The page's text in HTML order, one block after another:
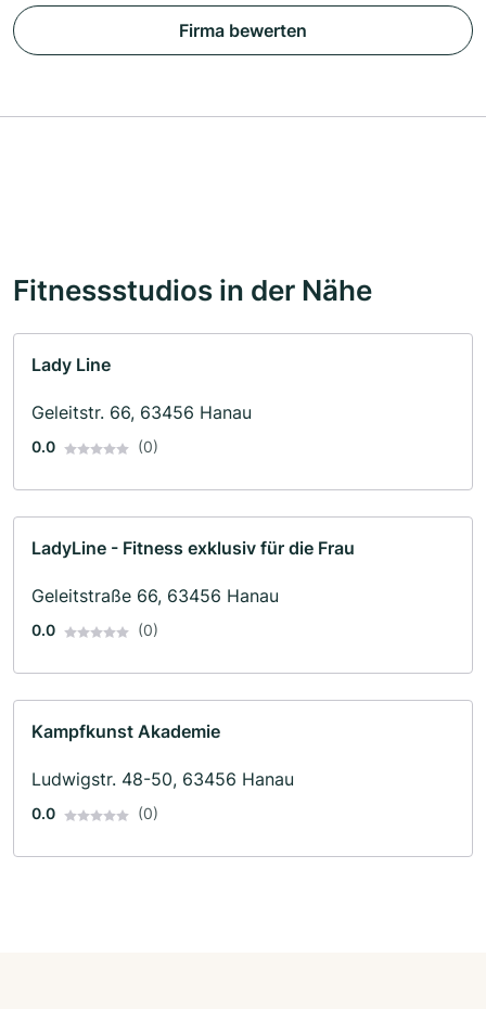
Firma bewerten
Fitnessstudios in der Nähe
Lady Line
Geleitstr. 66, 63456 Hanau
0.0 (0)
LadyLine - Fitness exklusiv für die Frau
Geleitstraße 66, 63456 Hanau
0.0 (0)
Kampfkunst Akademie
Ludwigstr. 48-50, 63456 Hanau
0.0 (0)